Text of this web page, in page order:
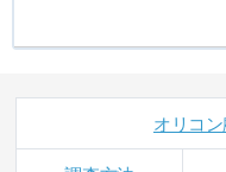
オリコ